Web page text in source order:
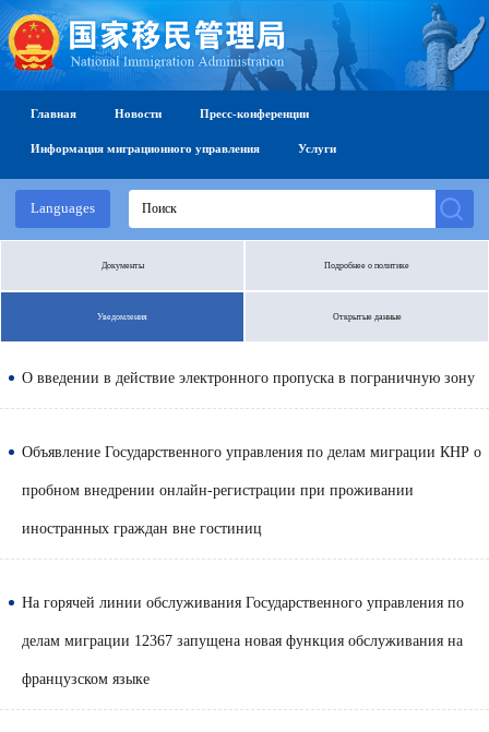
Languages
Главная Новости Пресс-конференции
Информация миграционного управления Услуги
Документы Подробнее о политике
Уведомления Открытые данные
О введении в действие электронного пропуска в пограничную зону
Объявление Государственного управления по делам миграции КНР о
пробном внедрении онлайн-регистрации при проживании
иностранных граждан вне гостиниц
На горячей линии обслуживания Государственного управления по
делам миграции 12367 запущена новая функция обслуживания на
французском языке